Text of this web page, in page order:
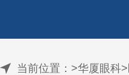
当前位置： >华厦眼科>